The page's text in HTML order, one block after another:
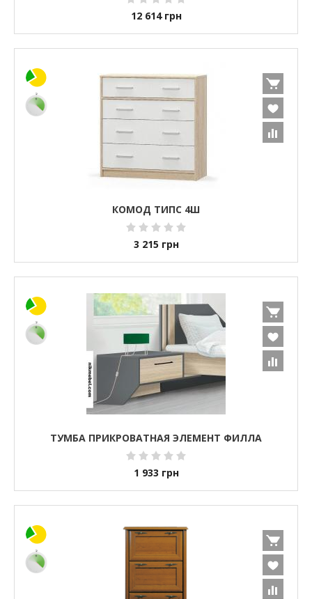
12 614 грн
КОМОД ТИПС 4Ш
3 215 грн
ТУМБА ПРИКРОВАТНАЯ ЭЛЕМЕНТ ФИЛЛА
1 933 грн